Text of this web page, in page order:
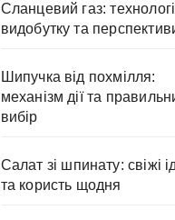
Сланцевий газ:
видобутку та
Шипучка від похмілля:
механізм дії та
вибір
Салат зі шпинату: свіжі
та користь щодня